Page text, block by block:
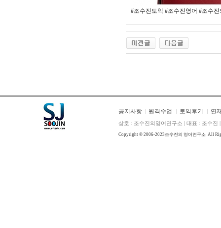
#조수진토익 #조수진영어 #조수
공지사항 원격수업 토익후기 연
상호 : 조수진의영어연구소 | 대표 : 조수진
Copyright © 2006-2023 조수진의 영어연구소 All